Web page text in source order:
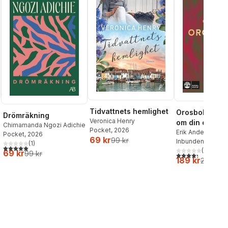
Drömräkning
Chimamanda Ngozi Adichie
Pocket, 2026
5,0utav 5 stjärnor. Totalt antal röster:
(1)
69 kr99 kr
Tidvattnets hemlighet
Veronica Henry
Pocket, 2026
69 kr99 kr
Orosboken :
om din oro i
Erik Andersson
Wahlund
Inbunden
4,3utav 5(
189 kr219 kr